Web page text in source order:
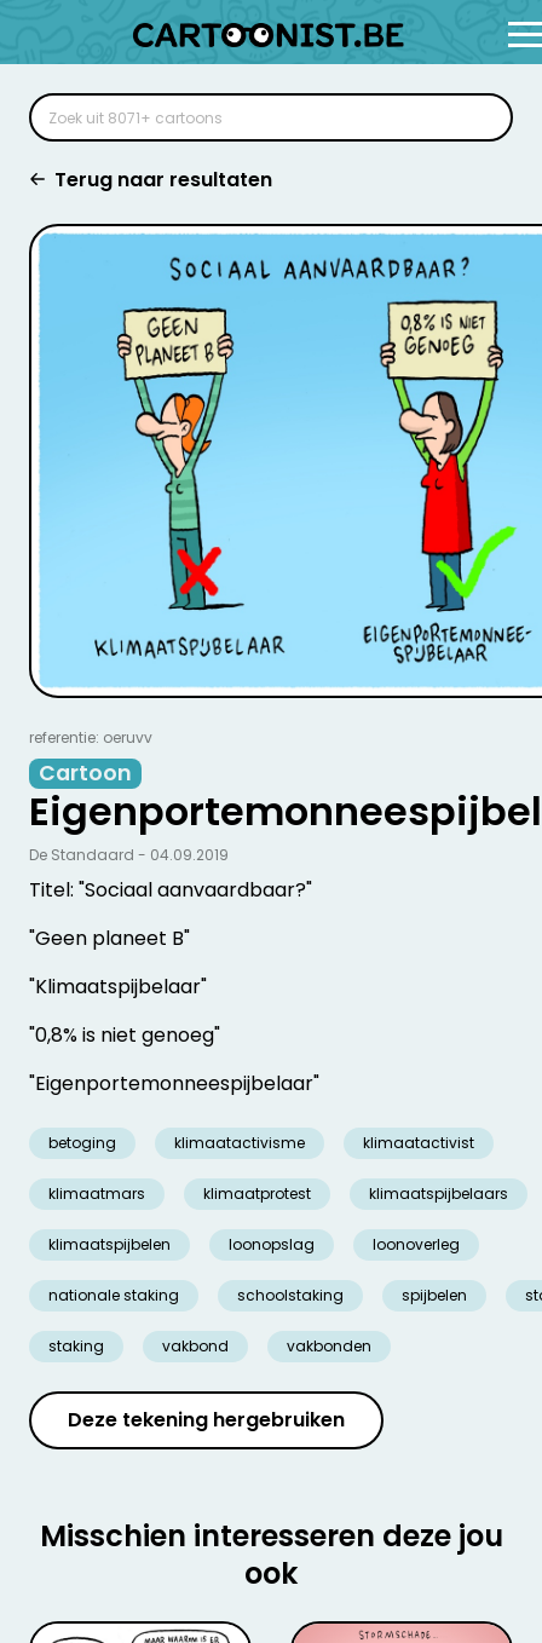
Terug naar resultaten
referentie: oeruvv
Cartoon
Titel: "Sociaal aanvaardbaar?"
"Geen planeet B"
"Klimaatspijbelaar"
"0,8% is niet genoeg"
"Eigenportemonneespijbelaar"
betoging klimaatactivisme klimaatactivist
klimaatmars klimaatprotest klimaatspijbelaars
klimaatspijbelen loonopslag loonoverleg
nationale staking schoolstaking spijbelen
staking vakbond vakbonden
De Standaard - 04.09.2019
Deze tekening hergebruiken
Misschien interesseren deze jou
ook